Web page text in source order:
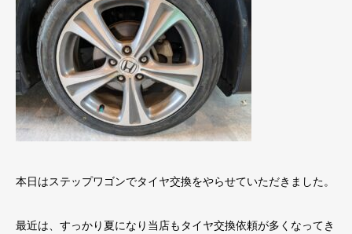
本日はステップワゴンでタイヤ交換をやらせていただきました。
最近は、すっかり夏になり当店もタイヤ交換依頼が多くなってき